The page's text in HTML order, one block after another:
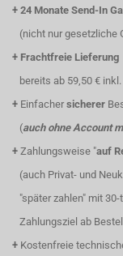
+ 24 Monate Send-In
(nicht nur gesetzliche
+ Frachtfreie Lieferung
bereits ab 59,50 €
+ Einfacher sicherer
(auch ohne Account
+ Zahlungsweise "auf
(auch Privat- und
"später zahlen" mit
Zahlungsziel ab
+ Kostenfreie